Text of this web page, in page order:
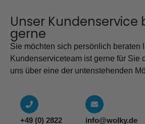
Unser Kundenservice
gerne
Sie möchten sich persönlich beraten
Kundenserviceteam ist gerne für Sie
uns über eine der untenstehenden
+49 (0) 2822
info@wolky.de